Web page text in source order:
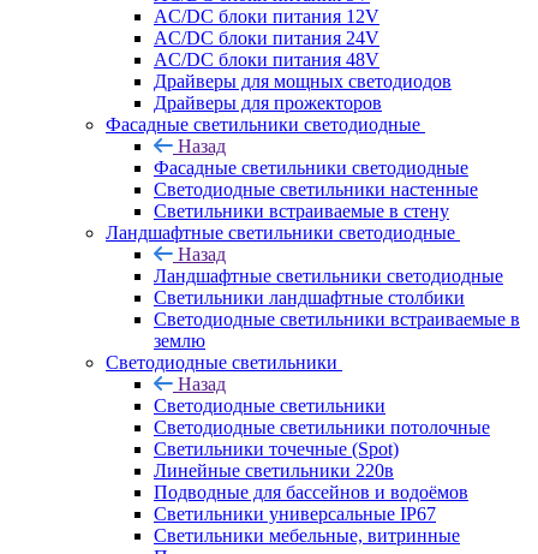
AC/DC блоки питания 12V
AC/DC блоки питания 24V
AC/DC блоки питания 48V
Драйверы для мощных светодиодов
Драйверы для прожекторов
Фасадные светильники светодиодные
Назад
Фасадные светильники светодиодные
Светодиодные светильники настенные
Светильники встраиваемые в стену
Ландшафтные светильники светодиодные
Назад
Ландшафтные светильники светодиодные
Светильники ландшафтные столбики
Светодиодные светильники встраиваемые в
землю
Светодиодные светильники
Назад
Светодиодные светильники
Светодиодные светильники потолочные
Светильники точечные (Spot)
Линейные светильники 220в
Подводные для бассейнов и водоёмов
Светильники универсальные IP67
Светильники мебельные, витринные